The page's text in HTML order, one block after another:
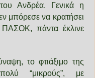
Ανδρέα. Γενικά η
μπόρεσε να κρατήσει
πάντα έκλινε
το φτιάξιμο της
“μικρούς”, με